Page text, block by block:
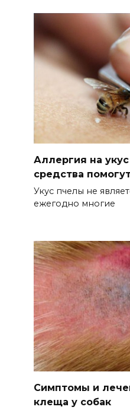
Аллергия на
средства
Укус пчелы не
ежегодно многие
Симптомы и
клеща у собак